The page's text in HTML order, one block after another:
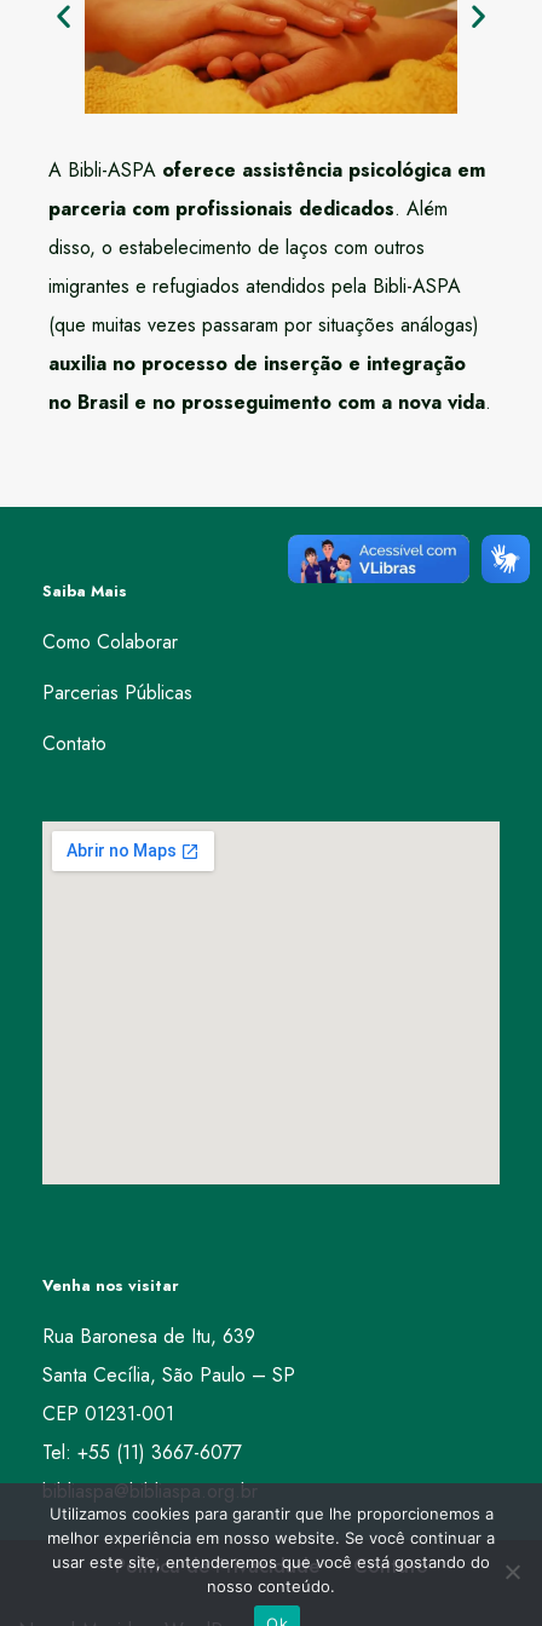
A Bibli-ASPA oferece assistência psicológica em
parceria com profissionais dedicados. Além
disso, o estabelecimento de laços com outros
imigrantes e refugiados atendidos pela Bibli-ASPA
(que muitas vezes passaram por situações análogas)
auxilia no processo de inserção e integração
no Brasil e no prosseguimento com a nova vida.
Saiba Mais
Como Colaborar
Parcerias Públicas
Contato
Venha nos visitar
Rua Baronesa de Itu, 639
Santa Cecília, São Paulo – SP
CEP 01231-001
Tel: +55 (11) 3667-6077
bibliaspa@bibliaspa.org.br
Política de Privacidade Contato
Utilizamos cookies para garantir que lhe proporcionemos a
melhor experiência em nosso website. Se você continuar a
usar este site, entenderemos que você está gostando do
nosso conteúdo.